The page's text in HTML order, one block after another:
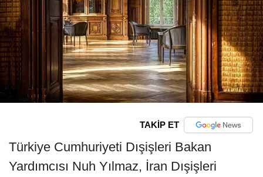
TAKİP ET
Türkiye Cumhuriyeti Dışişleri Bakan
Yardımcısı Nuh Yılmaz, İran Dışişleri